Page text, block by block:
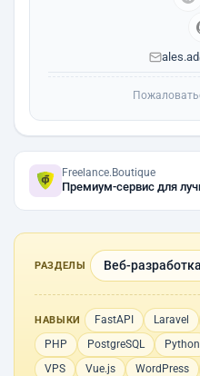
Freelance.Boutique
Премиум-сервис для
РАЗДЕЛЫ Веб-
НАВЫКИ FastAPI Laravel
PHP
PostgreSQL Python
VPS
Vue.js WordPress